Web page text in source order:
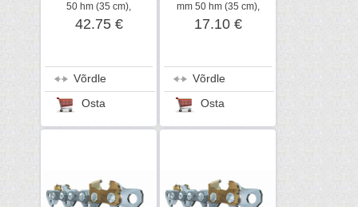
50 hm (35 cm),
kõvasulam, STIHL
42.75 €
Võrdle
Osta
mm 50 hm (35 cm),
STIHL
17.10 €
Võrdle
Osta